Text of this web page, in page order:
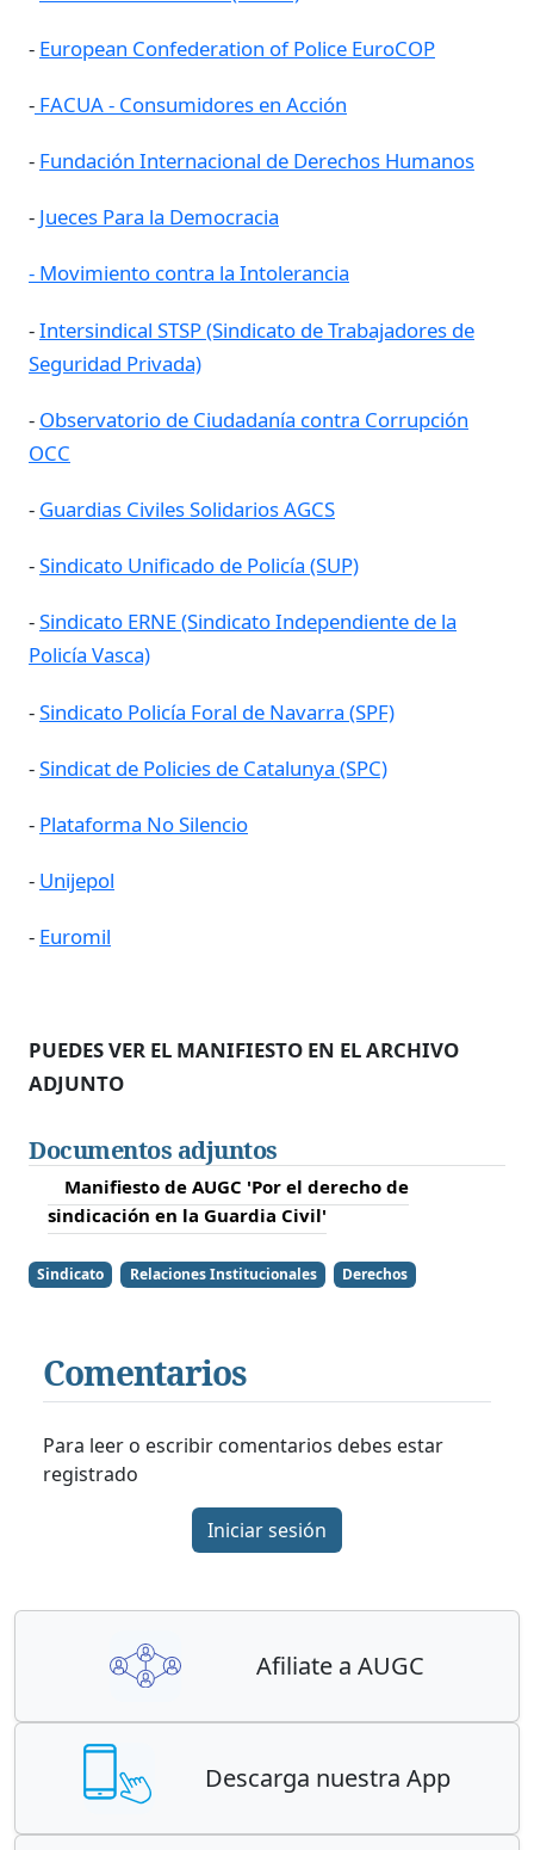
- European Confederation of Police EuroCOP
- FACUA - Consumidores en Acción
- Fundación Internacional de Derechos Humanos
- Jueces Para la Democracia
- Movimiento contra la Intolerancia
-Intersindical STSP (Sindicato de Trabajadores de
Seguridad Privada)
- Observatorio de Ciudadanía contra Corrupción
OCC
- Guardias Civiles Solidarios AGCS
-Sindicato Unificado de Policía (SUP)
-Sindicato ERNE (Sindicato Independiente de la
Policía Vasca)
-Sindicato Policía Foral de Navarra (SPF)
-Sindicat de Policies de Catalunya (SPC)
- Plataforma No Silencio
- Unijepol
- Euromil
PUEDES VER EL MANIFIESTO EN EL ARCHIVO
ADJUNTO
Documentos adjuntos
Manifiesto de AUGC 'Por el derecho de
sindicación en la Guardia Civil'
Sindicato Relaciones Institucionales Derechos
Comentarios
Para leer o escribir comentarios debes estar
registrado
Iniciar sesión
Afiliate a AUGC
Descarga nuestra App